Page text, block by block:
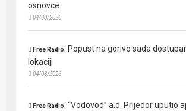
osnovce
04/08/2026
Free Radio: Popust na gorivo sada
lokaciji
04/08/2026
Free Radio:“Vodovod” a.d. Prijedor uputio